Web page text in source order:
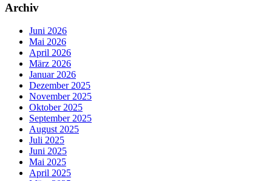
Archiv
Juni 2026
Mai 2026
April 2026
März 2026
Januar 2026
Dezember 2025
November 2025
Oktober 2025
September 2025
August 2025
Juli 2025
Juni 2025
Mai 2025
April 2025